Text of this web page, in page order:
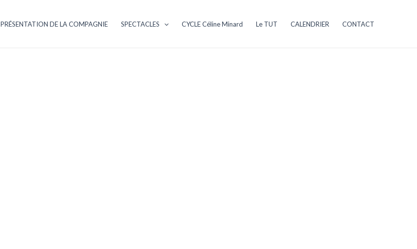
PRÉSENTATION DE LA COMPAGNIE SPECTACLES CYCLE Céline Minard Le TUT CALENDRIER CONTACT